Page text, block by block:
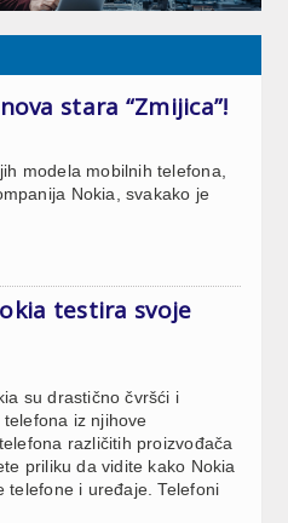
stara “Zmijica”!
modela mobilnih telefona,
Nokia, svakako je
testira svoje
su drastično čvršći i
iz njihove
različitih proizvođača
priliku da vidite kako Nokia
telefone i uređaje. Telefoni